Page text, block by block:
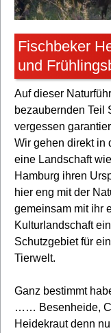
Fischbeker
und
Auf dieser
bezaubernden Teil
vergessen
Wir gehen direkt in
eine Landschaft
Hamburg ihren
hier eng mit der
gemeinsam mit ihr
Kulturlandschaft
Schutzgebiet für
Tierwelt.
Ganz bestimmt
…… Besenheide,
Heidekraut denn